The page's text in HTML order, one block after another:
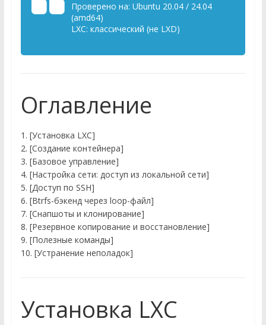
Проверено на: Ubuntu 20.04 / 24.04
(amd64)
LXC: классический (не LXD)
Оглавление
1. [Установка LXC]
2. [Создание контейнера]
3. [Базовое управление]
4. [Настройка сети: доступ из локальной сети]
5. [Доступ по SSH]
6. [Btrfs-бэкенд через loop-файл]
7. [Снапшоты и клонирование]
8. [Резервное копирование и восстановление]
9. [Полезные команды]
10. [Устранение неполадок]
Установка LXC